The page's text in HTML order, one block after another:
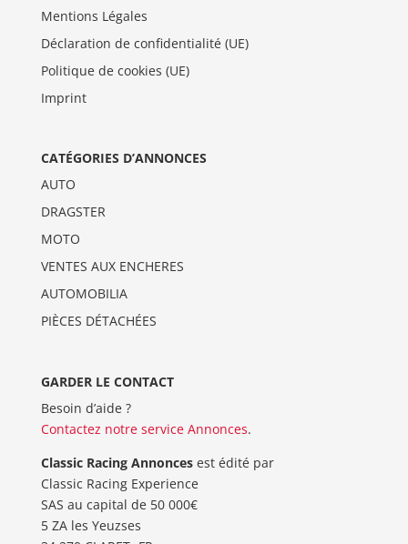
Mentions Légales
Déclaration de confidentialité (UE)
Politique de cookies (UE)
Imprint
CATÉGORIES D’ANNONCES
AUTO
DRAGSTER
MOTO
VENTES AUX ENCHERES
AUTOMOBILIA
PIÈCES DÉTACHÉES
GARDER LE CONTACT
Besoin d’aide ?
Contactez notre service Annonces.
Classic Racing Annoncesest édité par
Classic Racing Experience
SAS au capital de 50 000€
5 ZA les Yeuzses